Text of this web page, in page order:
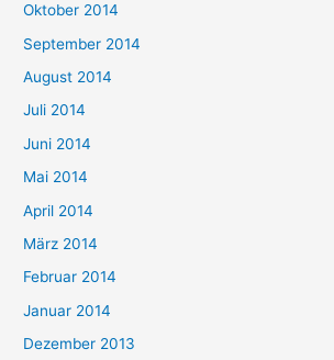
Oktober 2014
September 2014
August 2014
Juli 2014
Juni 2014
Mai 2014
April 2014
März 2014
Februar 2014
Januar 2014
Dezember 2013